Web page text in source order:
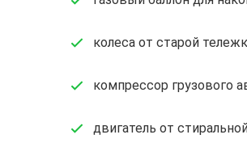
колеса от старой
компрессор грузового
двигатель от